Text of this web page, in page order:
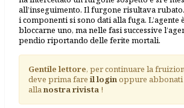
all’inseguimento. Il furgone risultava
i componenti si sono dati alla fuga. L’agente
bloccarne uno, ma nelle fasi successive
pendio riportando delle ferite mortali.
Gentile lettore, per continuare la
deve prima fare il loginoppure abbonati
allanostra rivista !